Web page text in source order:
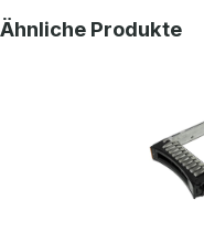
Produktgalerie überspringen
Ähnliche Produkte